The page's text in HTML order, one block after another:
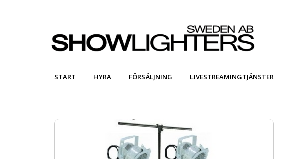
START HYRA FÖRSÄLJNING LIVESTREAMINGTJÄNSTER